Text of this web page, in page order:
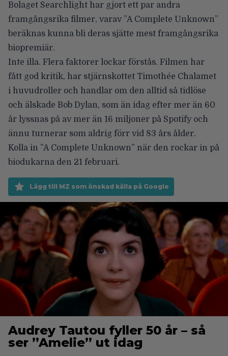
Bolaget Searchlight har gjort ett par andra
framgångsrika filmer, varav ”A Complete Unknown”
beräknas kunna bli deras sjätte mest framgångsrika
biopremiär.
Inte illa. Flera faktorer lockar förstås. Filmen har
fått god kritik, har stjärnskottet Timothée Chalamet
i huvudroller och handlar om den alltid så tidlöse
och älskade Bob Dylan, som än idag efter mer än 60
år lyssnas på av mer än 16 miljoner på Spotify och
ännu turnerar som aldrig förr vid 83 års ålder.
Kolla in ”A Complete Unknown” när den rockar in på
biodukarna den 21 februari.
Lägg till MZ som önskad källa på Google
Audrey Tautou fyller 50 år – så
ser ”Amelie” ut idag